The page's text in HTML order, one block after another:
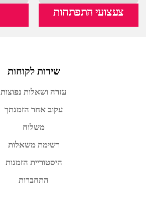
צעצועי התפתחות
שירות לקוחות
עזרה ושאלות נפוצות
עקוב אחר הזמנתך
משלוח
רשימת משאלות
היסטוריית הזמנות
התחברות